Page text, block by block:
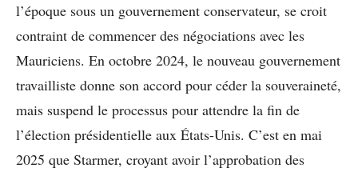
l’époque sous un gouvernement conservateur, se croit
contraint de commencer des négociations avec les
Mauriciens. En octobre 2024, le nouveau gouvernement
travailliste donne son accord pour céder la souveraineté,
mais suspend le processus pour attendre la fin de
l’élection présidentielle aux États-Unis. C’est en mai
2025 que Starmer, croyant avoir l’approbation des